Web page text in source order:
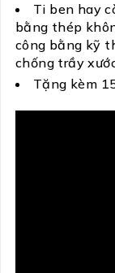
Ti ben hay
bằng thép
công bằng kỹ
chống trầy
Tặng kèm